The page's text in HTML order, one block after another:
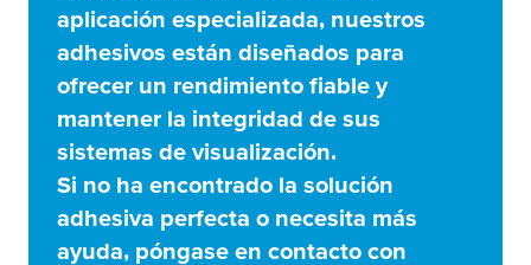
aplicación especializada, nuestros
adhesivos están diseñados para
ofrecer un rendimiento fiable y
mantener la integridad de sus
sistemas de visualización.
Si no ha encontrado la solución
adhesiva perfecta o necesita más
ayuda, póngase en contacto con